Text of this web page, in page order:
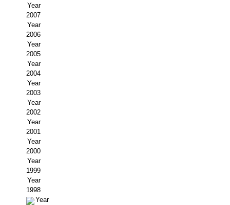
Presentación Jornadas
Comunicaciones
Jornadas PAM 2026
Premio Jóvenes Investigadores
Buscador de Comunicaciones
Buscador de Comunicaciones
CONTACTO
BUSCADOR
Year
2007
Year
2006
Year
2005
Year
2004
Year
2003
Year
2002
Year
2001
Year
2000
Year
1999
Year
1998
Year